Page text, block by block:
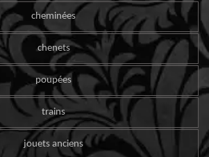
cheminées
chenets
poupées
trains
jouets anciens